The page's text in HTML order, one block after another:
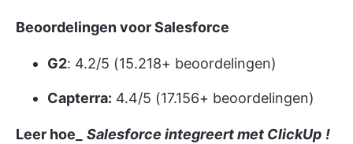
Beoordelingen voor Salesforce
G2: 4.2/5 (15.218+ beoordelingen)
Capterra: 4.4/5 (17.156+ beoordelingen)
Leer hoe_ Salesforce integreert met ClickUp !